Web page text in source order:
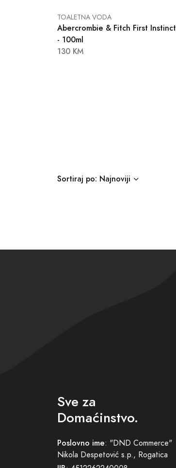
TOALETNA VODA
Abercrombie & Fitch First Instinct
- 100ml
130 KM
Sortiraj po: Najnoviji
Sve za
Domaćinstvo.
Poslovno ime: "DND Commerce"
Nikola Despetović s.p., Rogatica